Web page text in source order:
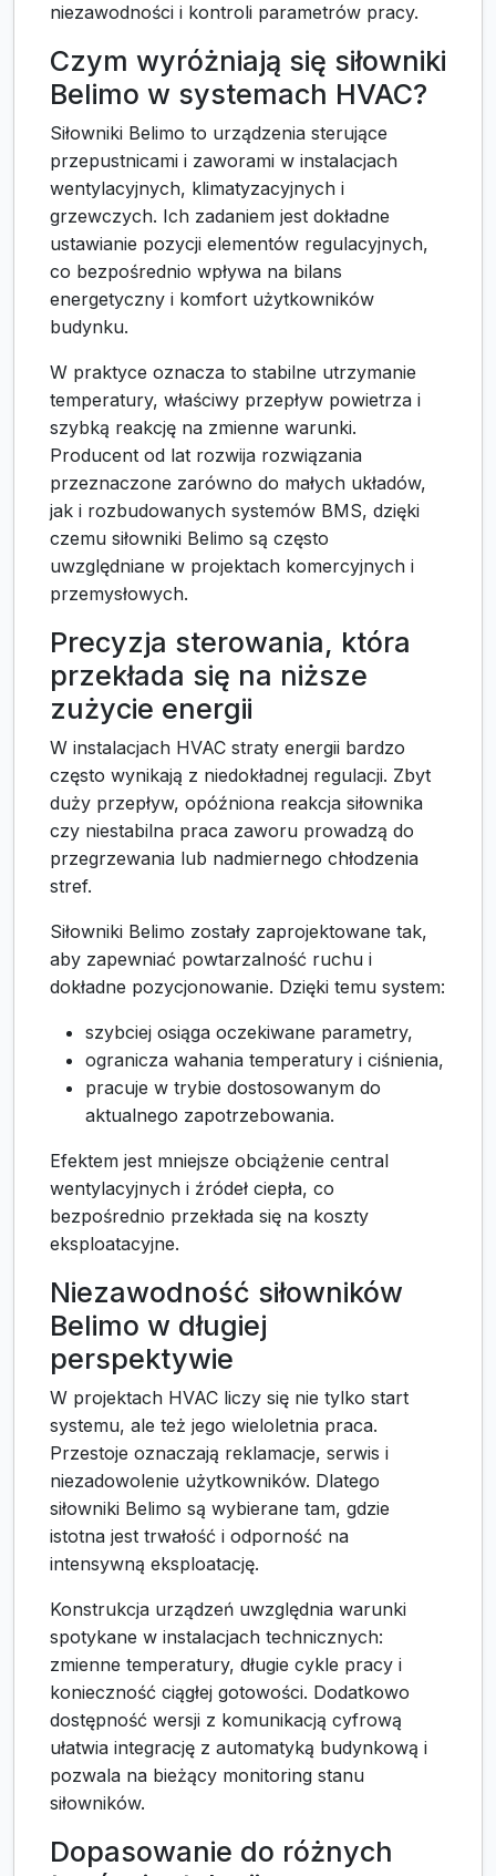
niezawodności i kontroli parametrów pracy.
Czym wyróżniają się siłowniki
Belimo w systemach HVAC?
Siłowniki Belimo to urządzenia sterujące
przepustnicami i zaworami w instalacjach
wentylacyjnych, klimatyzacyjnych i
grzewczych. Ich zadaniem jest dokładne
ustawianie pozycji elementów regulacyjnych,
co bezpośrednio wpływa na bilans
energetyczny i komfort użytkowników
budynku.
W praktyce oznacza to stabilne utrzymanie
temperatury, właściwy przepływ powietrza i
szybką reakcję na zmienne warunki.
Producent od lat rozwija rozwiązania
przeznaczone zarówno do małych układów,
jak i rozbudowanych systemów BMS, dzięki
czemu siłowniki Belimo są często
uwzględniane w projektach komercyjnych i
przemysłowych.
Precyzja sterowania, która
przekłada się na niższe
zużycie energii
W instalacjach HVAC straty energii bardzo
często wynikają z niedokładnej regulacji. Zbyt
duży przepływ, opóźniona reakcja siłownika
czy niestabilna praca zaworu prowadzą do
przegrzewania lub nadmiernego chłodzenia
stref.
Siłowniki Belimo zostały zaprojektowane tak,
aby zapewniać powtarzalność ruchu i
dokładne pozycjonowanie. Dzięki temu system:
szybciej osiąga oczekiwane parametry,
ogranicza wahania temperatury i ciśnienia,
pracuje w trybie dostosowanym do
aktualnego zapotrzebowania.
Efektem jest mniejsze obciążenie central
wentylacyjnych i źródeł ciepła, co
bezpośrednio przekłada się na koszty
eksploatacyjne.
Niezawodność siłowników
Belimo w długiej
perspektywie
W projektach HVAC liczy się nie tylko start
systemu, ale też jego wieloletnia praca.
Przestoje oznaczają reklamacje, serwis i
niezadowolenie użytkowników. Dlatego
siłowniki Belimo są wybierane tam, gdzie
istotna jest trwałość i odporność na
intensywną eksploatację.
Konstrukcja urządzeń uwzględnia warunki
spotykane w instalacjach technicznych:
zmienne temperatury, długie cykle pracy i
konieczność ciągłej gotowości. Dodatkowo
dostępność wersji z komunikacją cyfrową
ułatwia integrację z automatyką budynkową i
pozwala na bieżący monitoring stanu
siłowników.
Dopasowanie do różnych